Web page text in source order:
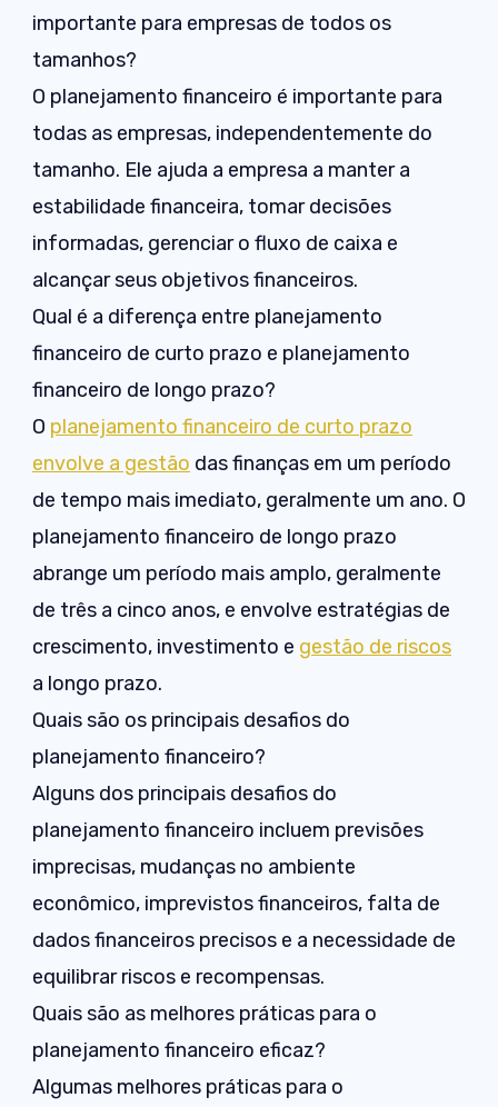
importante para empresas de todos os
tamanhos?
O planejamento financeiro é importante para
todas as empresas, independentemente do
tamanho. Ele ajuda a empresa a manter a
estabilidade financeira, tomar decisões
informadas, gerenciar o fluxo de caixa e
alcançar seus objetivos financeiros.
Qual é a diferença entre planejamento
financeiro de curto prazo e planejamento
financeiro de longo prazo?
O planejamento financeiro de curto prazo
envolve a gestão das finanças em um período
de tempo mais imediato, geralmente um ano. O
planejamento financeiro de longo prazo
abrange um período mais amplo, geralmente
de três a cinco anos, e envolve estratégias de
crescimento, investimento e gestão de riscos
a longo prazo.
Quais são os principais desafios do
planejamento financeiro?
Alguns dos principais desafios do
planejamento financeiro incluem previsões
imprecisas, mudanças no ambiente
econômico, imprevistos financeiros, falta de
dados financeiros precisos e a necessidade de
equilibrar riscos e recompensas.
Quais são as melhores práticas para o
planejamento financeiro eficaz?
Algumas melhores práticas para o